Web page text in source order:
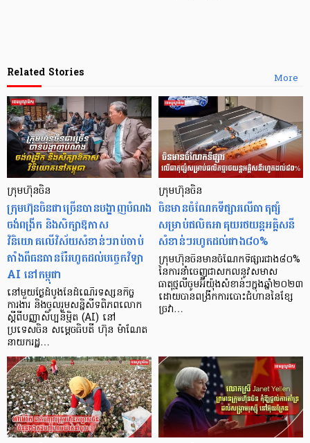
More
Related Stories
ក្រុមហ៊ុនចិន
ក្រុមហ៊ុនចិនជាច្រើនបានបង្ហាញបំណង
ចង់ពង្រីក និងសិក្សាឱកាស
វិនិយោគលើវិស័យសំខាន់ៗរាប់ចាប់
តាំងពីធនធានរ៉ែរហូតដល់បច្ចេកវិទ្យា
AI នៅកម្ពុជា
នៅមួយថ្ងៃដំបូងនៃដំណើរទស្សនកិច្ច
ការងារ និងចូលរួមសន្និសីទពិភពលោក
ស្តីពីបញ្ញាសិប្បនិម្មិត (AI) នៅ
ប្រទេសចិន សម្តេចធិបតី ហ៊ុន ម៉ាណែត
នាយករដ្ឋ…
ក្រុមហ៊ុនចិន
ចិនមានចំណែកទីផ្សារលើធាតុផ្សំ
សម្រាប់ផលិតអាគុយរថយន្តអគ្គិសនី
សំខាន់ៗរហូតដល់ជាង៨០%
ក្រុមហ៊ុនចិនមានចំណែកទីផ្សារជាង៨០%
នៃការនាំចេញជាសកលនូវសមាស
ធាតុថ្មលីចូមអ៊ីយ៉ុងសំខាន់ៗក្នុងឆ្នាំ២០២៣
ដោយបានពង្រីកការបោះជំហាននៃខ្សែ
ច្រវា…